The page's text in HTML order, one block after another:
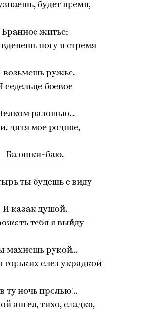
будет время,
Бранное житье;
ногу в стремя
возьмешь ружье.
седельце боевое
разошью...
дитя мое родное,
Баюшки-баю.
ты будешь с виду
И казак душой.
тебя я выйду -
махнешь рукой...
горьких слез украдкой
ту ночь пролью!..
ангел, тихо, сладко,